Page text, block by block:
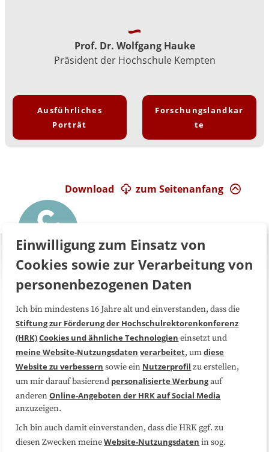
Prof. Dr. Wolfgang Hauke
Präsident der Hochschule Kempten
Ausführliches
Porträt
Forschungslandkar
te
zum Seitenanfang
Download
Über uns FAQ
Medienarbeit Kooperationen
Datenschutzerklärung Impressum
Sitemap
Folgen Sie uns
Einwilligung zum Einsatz von
Cookies sowie zur Verarbeitung von
personenbezogenen Daten
Ich bin mindestens 16 Jahre alt und einverstanden, dass die
Stiftung zur Förderung der Hochschulrektorenkonferenz
(HRK)Cookies und ähnliche Technologien einsetzt und
meine Website-Nutzungsdaten verarbeitet, umdiese
Website zu verbessern sowie ein Nutzerprofil zu erstellen,
um mir darauf basierend personalisierte Werbungauf
anderenOnline-Angeboten der HRK auf Social Media
anzuzeigen.
Ich bin auch damit einverstanden, dass die HRK ggf. zu
diesen Zwecken meineWebsite-Nutzungsdaten in sog.